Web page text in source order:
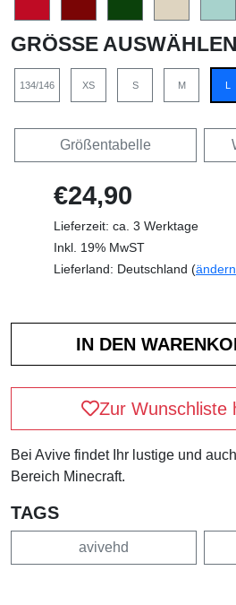
GRÖSSE AUSWÄHLEN
134/146 XS S M L
Größentabelle
€24,90
Lieferzeit: ca. 3 Werktage
Inkl. 19% MwST
Lieferland: Deutschland (ändern
Zur Wunschliste
Bei Avive findet Ihr lustige und
Bereich Minecraft.
TAGS
avivehd